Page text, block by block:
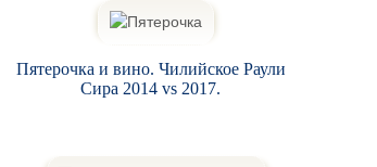
Пятерочка и вино. Чилийское Раули
Сира 2014 vs 2017.